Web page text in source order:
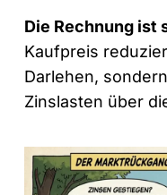
Die Rechnung ist
Kaufpreis
Darlehen,
Zinslasten über